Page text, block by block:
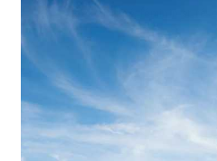
look affirmé, féminin et